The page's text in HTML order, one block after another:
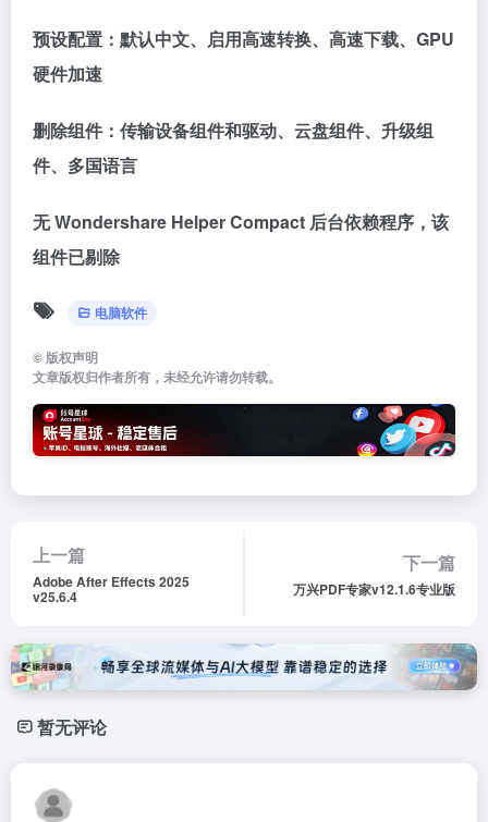
预设配置：默认中文、启用高速转换、高速下载、GPU
硬件加速
删除组件：传输设备组件和驱动、云盘组件、升级组
件、多国语言
无 Wondershare Helper Compact 后台依赖程序，该
组件已剔除
电脑软件
©版权声明
文章版权归作者所有，未经允许请勿转载。
上一篇
Adobe After Effects 2025
v25.6.4
下一篇
万兴PDF专家v12.1.6专业版
暂无评论